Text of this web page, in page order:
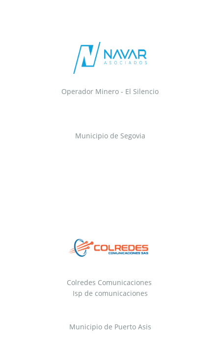
Operador Minero - El Silencio
Municipio de Segovia
Colredes Comunicaciones
Isp de comunicaciones
Municipio de Puerto Asis